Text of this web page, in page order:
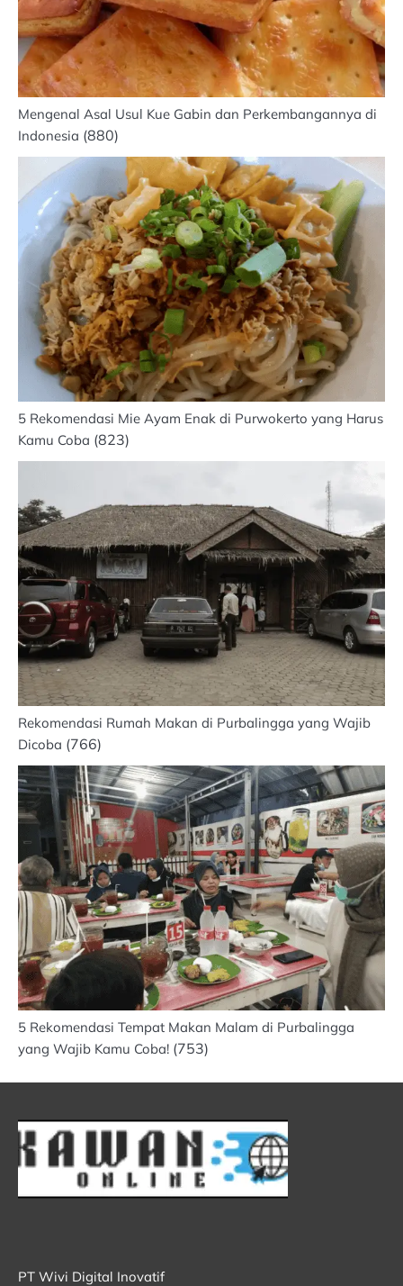
Mengenal Asal Usul Kue Gabin dan Perkembangannya di
Indonesia (880)
5 Rekomendasi Mie Ayam Enak di Purwokerto yang Harus
Kamu Coba (823)
Rekomendasi Rumah Makan di Purbalingga yang Wajib
Dicoba (766)
5 Rekomendasi Tempat Makan Malam di Purbalingga
yang Wajib Kamu Coba! (753)
PT Wivi Digital Inovatif